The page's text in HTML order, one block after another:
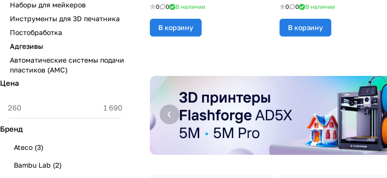
0 0 В наличии
В корзину
0 0 В наличии
В корзину
Наборы для мейкеров
Инструменты для 3D печатника
Постобработка
Адгезивы
Автоматические системы подачи
пластиков (АМС)
Цена
Бренд
Ateco (3)
Bambu Lab (2)